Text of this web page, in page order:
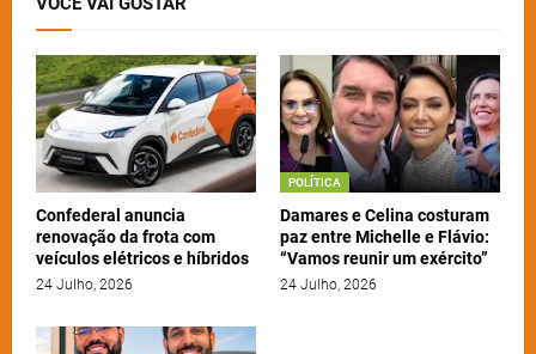
Confederal anuncia
renovação da frota com
veículos elétricos e híbridos
24 Julho, 2026
POLÍTICA
Damares e Celina costuram
paz entre Michelle e Flávio:
“Vamos reunir um exército”
24 Julho, 2026